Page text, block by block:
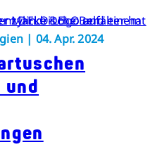
| 04. Apr. 2024